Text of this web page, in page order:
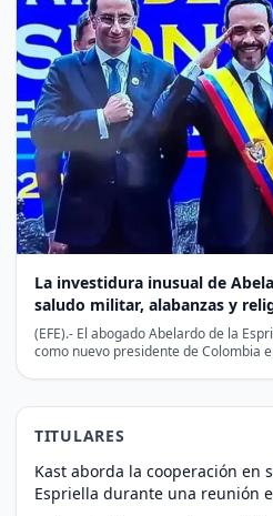
La investidura inusual de
saludo militar, alabanzas y
(EFE).- El abogado Abelardo de la
como nuevo presidente de Colombia
TITULARES
Kast aborda la cooperación en
Espriella durante una reunión